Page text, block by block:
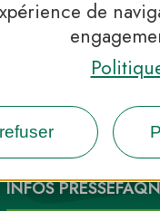
de
Parcs,
INFOS PRESSEFAQ